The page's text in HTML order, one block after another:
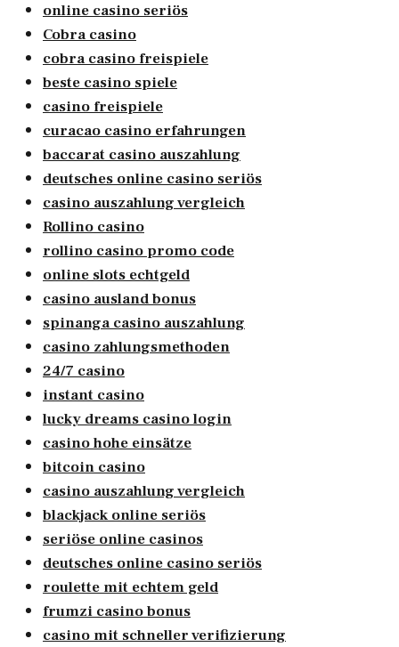
online casino seriös
Cobra casino
cobra casino freispiele
beste casino spiele
casino freispiele
curacao casino erfahrungen
baccarat casino auszahlung
deutsches online casino seriös
casino auszahlung vergleich
Rollino casino
rollino casino promo code
online slots echtgeld
casino ausland bonus
spinanga casino auszahlung
casino zahlungsmethoden
24/7 casino
instant casino
lucky dreams casino login
casino hohe einsätze
bitcoin casino
casino auszahlung vergleich
blackjack online seriös
seriöse online casinos
deutsches online casino seriös
roulette mit echtem geld
frumzi casino bonus
casino mit schneller verifizierung